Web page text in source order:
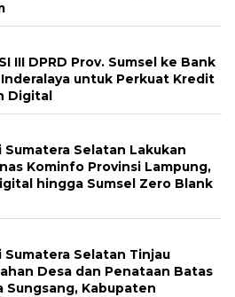
III DPRD Prov. Sumsel ke Bank
untuk Perkuat Kredit
Digital
Sumatera Selatan Lakukan
Kominfo Provinsi Lampung,
hingga Sumsel Zero Blank
Sumatera Selatan Tinjau
Desa dan Penataan Batas
Sungsang, Kabupaten